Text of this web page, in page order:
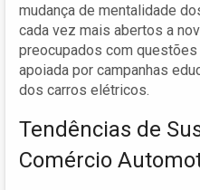
mudança de mentalidade
cada vez mais abertos a
preocupados com
apoiada por campanhas
dos carros elétricos.
Tendências de
Comércio